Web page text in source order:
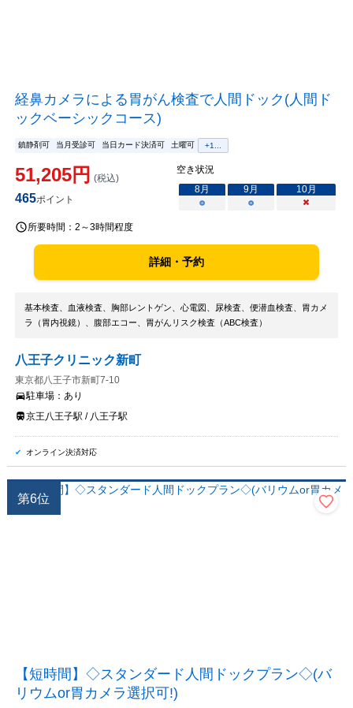
経鼻カメラによる胃がん検査で人間ドック(人間ド
ックベーシックコース)
鎮静剤可 当月受診可 当日カード決済可 土曜可 +1...
51,205円 (税込)
465ポイント
空き状況
8月 9月 10月
○
○ ×
所要時間： 2～3時間程度
詳細・予約
基本検査、血液検査、胸部レントゲン、心電図、尿検査、便潜血検査、胃カメ
ラ（胃内視鏡）、腹部エコー、胃がんリスク検査（ABC検査）
八王子クリニック新町
東京都八王子市新町7-10
駐車場： あり
京王八王子駅 / 八王子駅
オンライン決済対応
第6位
【短時間】◇スタンダード人間ドックプラン◇(バ
リウムor胃カメラ選択可!)